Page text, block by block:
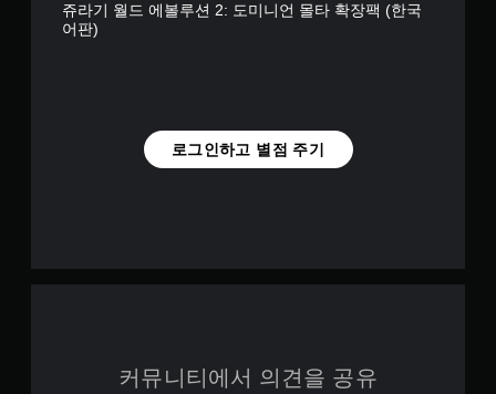
쥬라기 월드 에볼루션 2: 도미니언 몰타 확장팩 (한국
어판)
로그인하고 별점 주기
커뮤니티에서 의견을 공유